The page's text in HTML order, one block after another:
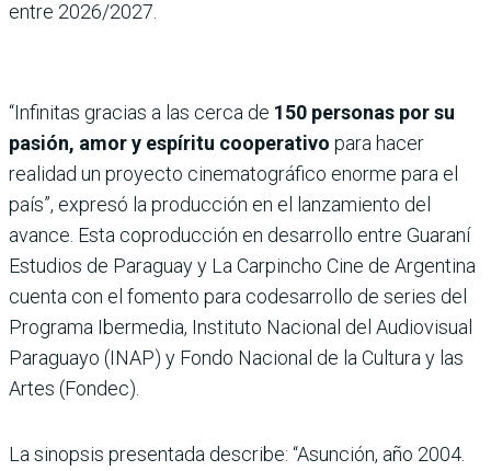
entre 2026/2027.
“Infinitas gracias a las cerca de 150 personas por su
pasión, amor y espíritu cooperativo para hacer
realidad un proyecto cinematográfico enorme para el
país”, expresó la producción en el lanzamiento del
avance. Esta coproducción en desarrollo entre Guaraní
Estudios de Paraguay y La Carpincho Cine de Argentina
cuenta con el fomento para codesarrollo de series del
Programa Ibermedia, Instituto Nacional del Audiovisual
Paraguayo (INAP) y Fondo Nacional de la Cultura y las
Artes (Fondec).
La sinopsis presentada describe: “Asunción, año 2004.